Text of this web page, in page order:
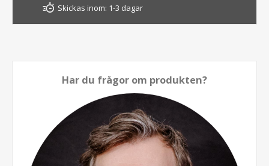
Skickas inom: 1-3 dagar
Har du frågor om produkten?